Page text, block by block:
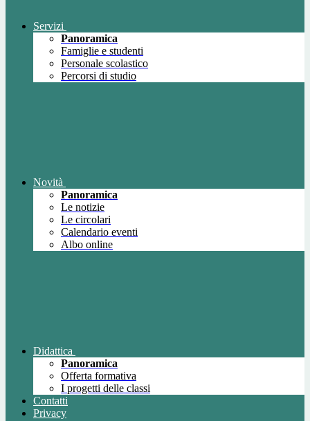
Servizi
Panoramica
Famiglie e studenti
Personale scolastico
Percorsi di studio
Novità
Panoramica
Le notizie
Le circolari
Calendario eventi
Albo online
Didattica
Panoramica
Offerta formativa
I progetti delle classi
Contatti
Privacy